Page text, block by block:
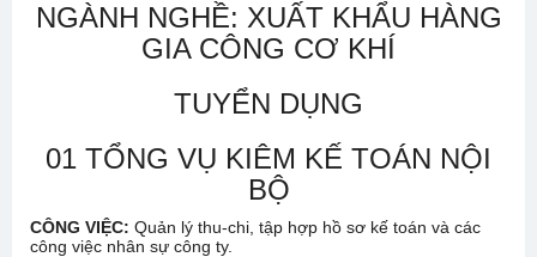
NGÀNH NGHỀ: XUẤT KHẨU HÀNG
GIA CÔNG CƠ KHÍ
TUYỂN DỤNG
01 TỔNG VỤ KIÊM KẾ TOÁN NỘI
BỘ
CÔNG VIỆC: Quản lý thu-chi, tập hợp hồ sơ kế toán và các
công việc nhân sự công ty.